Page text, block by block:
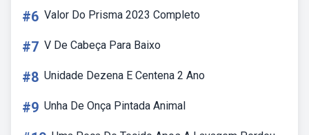
#6 Valor Do Prisma 2023 Completo
#7 V De Cabeça Para Baixo
#8 Unidade Dezena E Centena 2 Ano
#9 Unha De Onça Pintada Animal